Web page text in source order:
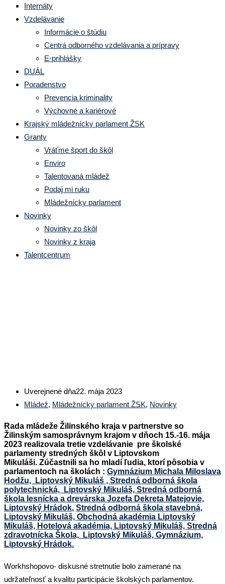
Internáty
Vzdelávanie
Informácie o štúdiu
Centrá odborného vzdelávania a prípravy
E-prihlášky
DUÁL
Poradenstvo
Prevencia kriminality
Výchovné a kariérové
Krajský mládežnícky parlament ŽSK
Granty
Vráťme šport do škôl
Enviro
Talentovaná mládež
Podaj mi ruku
Mládežnícky parlament
Novinky
Novinky zo škôl
Novinky z kraja
Talentcentrum
Uverejnené dňa22. mája 2023
Mládež, Mládežnícky parlament ŽSK, Novinky
Rada mládeže Žilinského kraja v partnerstve so
Žilinským samosprávnym krajom v dňoch 15.-16. mája
2023 realizovala tretie vzdelávanie pre školské
parlamenty stredných škôl v Liptovskom
Mikuláši. Zúčastnili sa ho mladí ľudia, ktorí pôsobia v
parlamentoch na školách : Gymnázium Michala Miloslava
Hodžu, Liptovský Mikuláš , Stredná odborná škola
polytechnická, Liptovský Mikuláš, Stredná odborná
škola lesnícka a drevárska Jozefa Dekreta Matejovie,
Liptovský Hrádok, Stredná odborná škola stavebná,
Liptovský Mikuláš, Obchodná akadémia Liptovský
Mikuláš, Hotelová akadémia, Liptovský Mikuláš, Stredná
zdravotnícka Škola, Liptovský Mikuláš, Gymnázium,
Liptovský Hrádok.
Workhshopovo- diskusné stretnutie bolo zamerané na
udržateľnosť a kvalitu participácie školských parlamentov.